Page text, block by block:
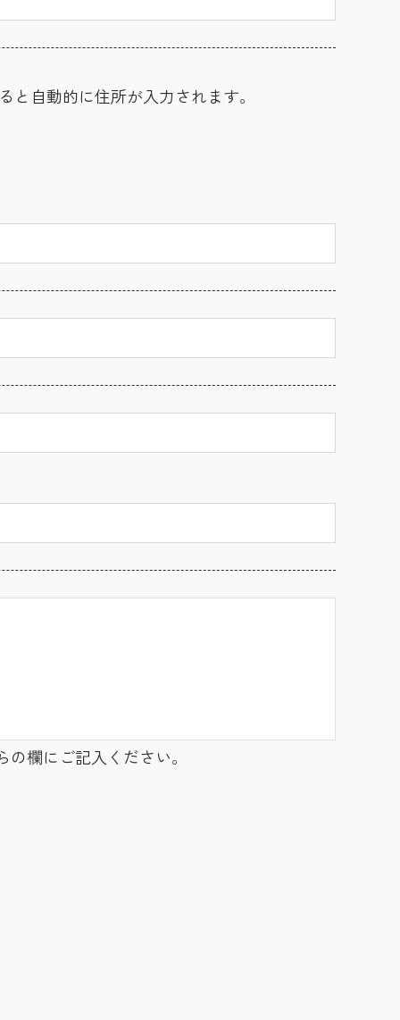
と自動的に住所が入力されます。
欄にご記入ください。